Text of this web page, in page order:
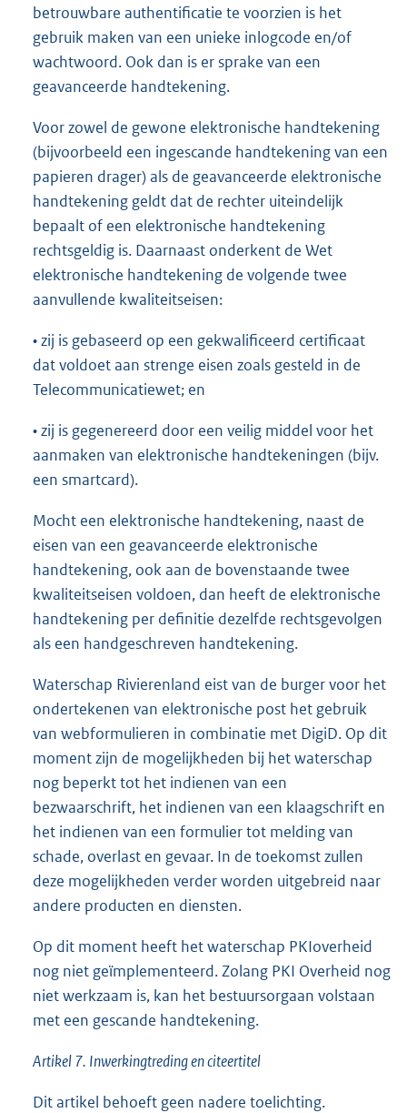
betrouwbare authentificatie te voorzien is het
gebruik maken van een unieke inlogcode en/of
wachtwoord. Ook dan is er sprake van een
geavanceerde handtekening.
Voor zowel de gewone elektronische handtekening
(bijvoorbeeld een ingescande handtekening van een
papieren drager) als de geavanceerde elektronische
handtekening geldt dat de rechter uiteindelijk
bepaalt of een elektronische handtekening
rechtsgeldig is. Daarnaast onderkent de Wet
elektronische handtekening de volgende twee
aanvullende kwaliteitseisen:
• zij is gebaseerd op een gekwalificeerd certificaat
dat voldoet aan strenge eisen zoals gesteld in de
Telecommunicatiewet; en
• zij is gegenereerd door een veilig middel voor het
aanmaken van elektronische handtekeningen (bijv.
een smartcard).
Mocht een elektronische handtekening, naast de
eisen van een geavanceerde elektronische
handtekening, ook aan de bovenstaande twee
kwaliteitseisen voldoen, dan heeft de elektronische
handtekening per definitie dezelfde rechtsgevolgen
als een handgeschreven handtekening.
Waterschap Rivierenland eist van de burger voor het
ondertekenen van elektronische post het gebruik
van webformulieren in combinatie met DigiD. Op dit
moment zijn de mogelijkheden bij het waterschap
nog beperkt tot het indienen van een
bezwaarschrift, het indienen van een klaagschrift en
het indienen van een formulier tot melding van
schade, overlast en gevaar. In de toekomst zullen
deze mogelijkheden verder worden uitgebreid naar
andere producten en diensten.
Op dit moment heeft het waterschap PKIoverheid
nog niet geïmplementeerd. Zolang PKI Overheid nog
niet werkzaam is, kan het bestuursorgaan volstaan
met een gescande handtekening.
Artikel 7. Inwerkingtreding en citeertitel
Dit artikel behoeft geen nadere toelichting.